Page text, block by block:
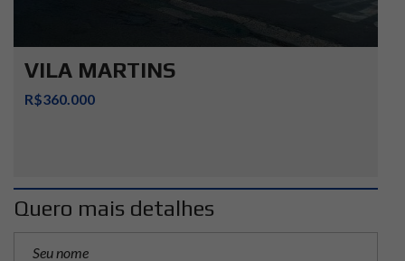
VILA MARTINS
R$360.000
Quero mais detalhes